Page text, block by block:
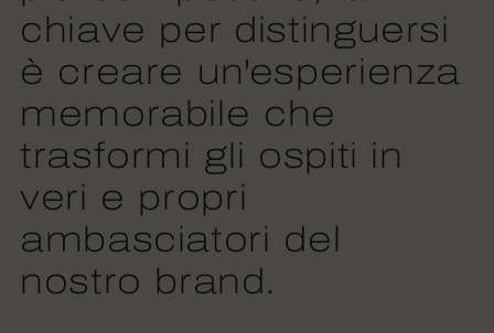
chiave per distinguersi
è creare un'esperienza
memorabile che
trasformi gli ospiti in
veri e propri
ambasciatori del
nostro brand.